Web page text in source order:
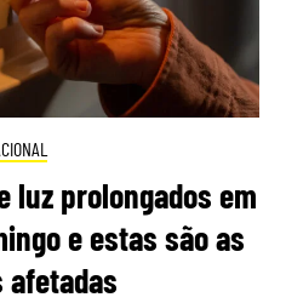
luz prolongados em
e estas são as
afetadas